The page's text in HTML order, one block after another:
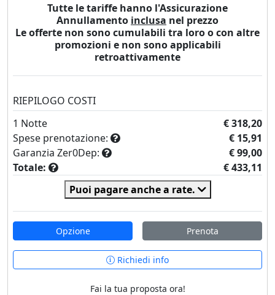
Tutte le tariffe hanno l'Assicurazione
Annullamento inclusa nel prezzo
Le offerte non sono cumulabili tra loro o con altre
promozioni e non sono applicabili
retroattivamente
RIEPILOGO COSTI
1 Notte
€ 318,20
Spese prenotazione:
€ 15,91
Garanzia Zer0Dep:
€ 99,00
Totale:
€ 433,11
Puoi pagare anche a rate.
Opzione Prenota
Richiedi info
Fai la tua proposta ora!